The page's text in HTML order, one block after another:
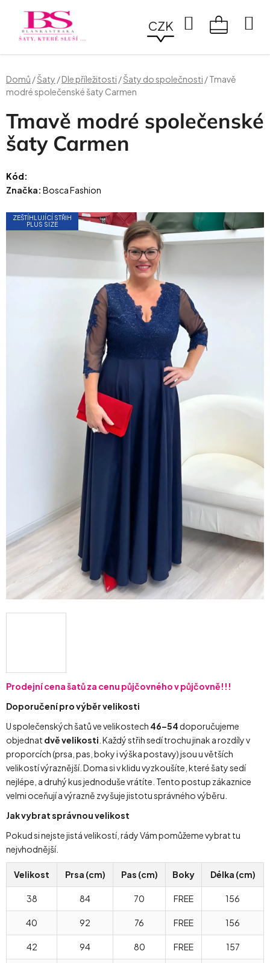
obsah
CZK
Hledat
Domů /Šaty /Dle příležitosti /Šaty do společnosti /Tmavě
modré společenské šaty Carmen
Prodejní cena šatů za cenu půjčovného v půjčovně!!!
Doporučení pro výběr velikosti
U společenských šatů ve velikostech 46–54doporučujeme
objednat dvě velikosti . Každý střih sedí trochu jinak a rozdíly v
proporcích (prsa, pas, boky i výška postavy) jsou u větších
velikostí výraznější. Doma si v klidu vyzkoušíte, které šaty sedí
nejlépe, a druhý kus jednoduše vrátíte. Tento postup zákaznice
velmi oceňují a výrazně zvyšuje jistotu správného výběru.
Jak vybrat správnou velikost
Pokud si nejste jistá velikostí, rády Vám pomůžeme vybrat tu
nejvhodnější.
Velikost Prsa (cm) Pas (cm) Boky Délka (cm)
38 84 70 FREE 156
40 92 76 FREE 156
42 94 80 FREE 157
Tmavě modré společenské
šaty Carmen
Kód:
Značka: Bosca Fashion
ZEŠTÍHLUJÍCÍ STŘIH
PLUS SIZE